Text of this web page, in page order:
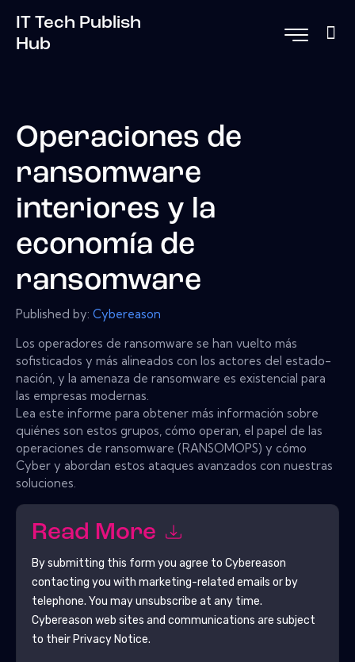
IT Tech Publish
Hub
Operaciones de
ransomware
interiores y la
economía de
ransomware
Published by: Cybereason
Los operadores de ransomware se han vuelto más
sofisticados y más alineados con los actores del estado-
nación, y la amenaza de ransomware es existencial para
las empresas modernas.
Lea este informe para obtener más información sobre
quiénes son estos grupos, cómo operan, el papel de las
operaciones de ransomware (RANSOMOPS) y cómo
Cyber ​​y abordan estos ataques avanzados con nuestras
soluciones.
Read More
By submitting this form you agree to Cybereason
contacting you with marketing-related emails or by
telephone. You may unsubscribe at any time.
Cybereason web sites and communications are subject
to their Privacy Notice.